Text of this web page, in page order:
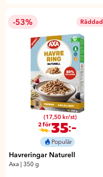
-53% Räddad
(17,50 kr/st)
2 för35:-
Populär
Havreringar Naturell
Axa | 350 g